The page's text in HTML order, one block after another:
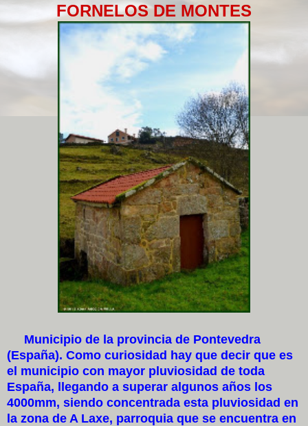
FORNELOS DE MONTES
Municipio de la provincia de Pontevedra
(España). Como curiosidad hay que decir que es
el municipio con mayor pluviosidad de toda
España, llegando a superar algunos años los
4000mm, siendo concentrada esta pluviosidad en
la zona de A Laxe, parroquia que se encuentra en